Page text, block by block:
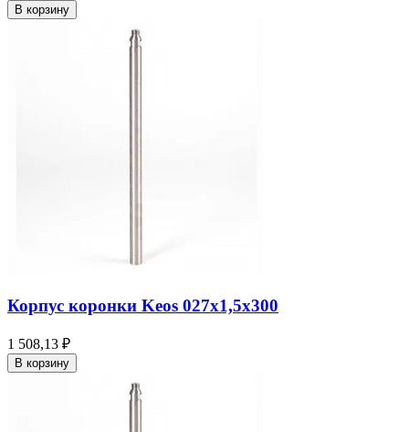
В корзину
Корпус коронки Keos 027x1,5x300
1 508,13 ₽
В корзину